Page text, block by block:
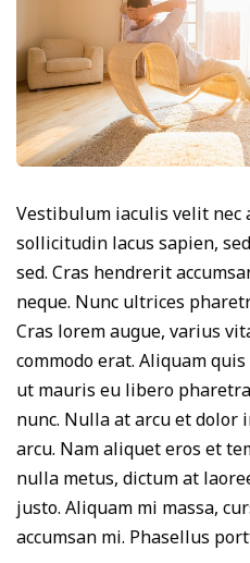
Vestibulum iaculis velit nec
sollicitudin lacus sapien,
sed. Cras hendrerit
neque. Nunc ultrices
Cras lorem augue, varius
commodo erat. Aliquam
ut mauris eu libero
nunc. Nulla at arcu et dolor
arcu. Nam aliquet eros et
nulla metus, dictum at
justo. Aliquam mi massa,
accumsan mi. Phasellus